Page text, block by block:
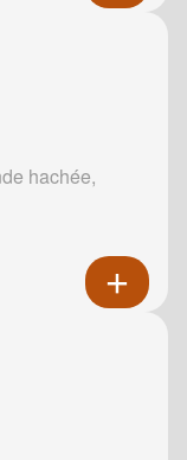
hachée,